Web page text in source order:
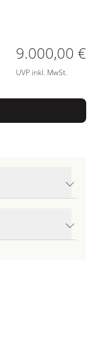
9.000,00 €
UVP inkl. MwSt.